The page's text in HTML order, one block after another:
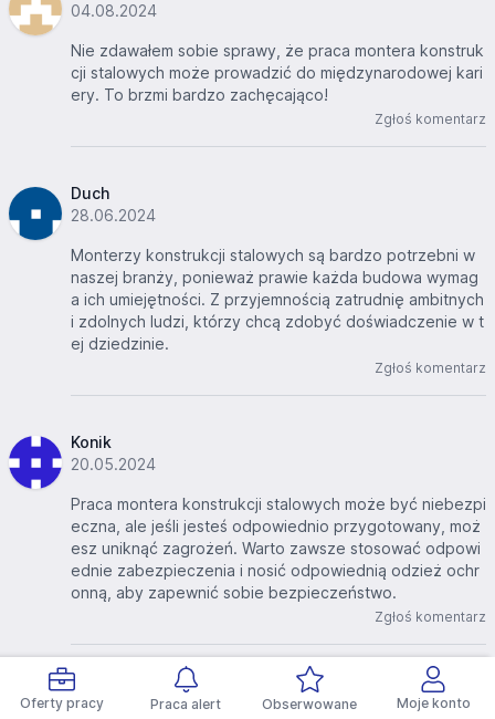
Oferty pracy Praca alert Obserwowane Moje konto
04.08.2024
Nie zdawałem sobie sprawy, że praca montera konstruk
cji stalowych może prowadzić do międzynarodowej kari
ery. To brzmi bardzo zachęcająco!
Zgłoś komentarz
Duch
28.06.2024
Monterzy konstrukcji stalowych są bardzo potrzebni w
naszej branży, ponieważ prawie każda budowa wymag
a ich umiejętności. Z przyjemnością zatrudnię ambitnych
i zdolnych ludzi, którzy chcą zdobyć doświadczenie w t
ej dziedzinie.
Zgłoś komentarz
Konik
20.05.2024
Praca montera konstrukcji stalowych może być niebezpi
eczna, ale jeśli jesteś odpowiednio przygotowany, moż
esz uniknąć zagrożeń. Warto zawsze stosować odpowi
ednie zabezpieczenia i nosić odpowiednią odzież ochr
onną, aby zapewnić sobie bezpieczeństwo.
Zgłoś komentarz